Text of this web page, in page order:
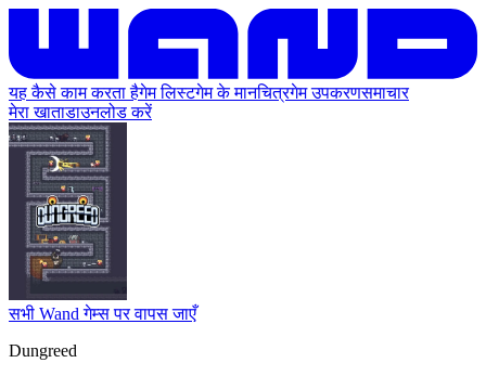
यह कैसे काम करता हैगेम लिस्टगेम के मानचित्रगेम उपकरणसमाचार
मेरा खाताडाउनलोड करें
सभी Wand गेम्स पर वापस जाएँ
Dungreed